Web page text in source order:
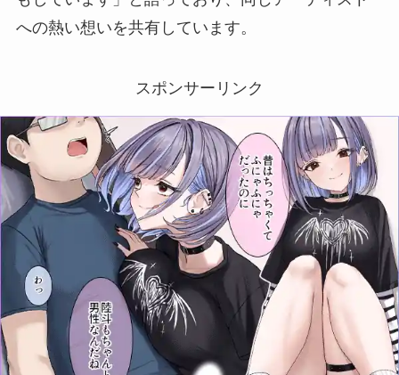
への熱い想いを共有しています。
スポンサーリンク